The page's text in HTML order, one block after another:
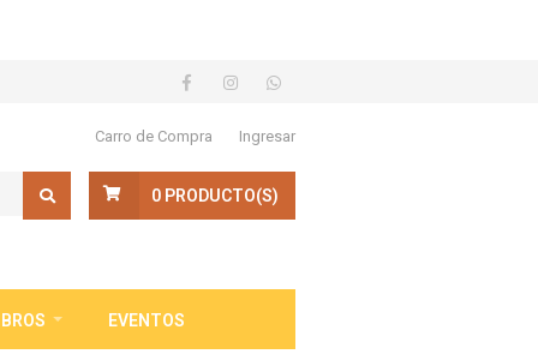
Carro de Compra Ingresar
0 PRODUCTO(S)
EVENTOS